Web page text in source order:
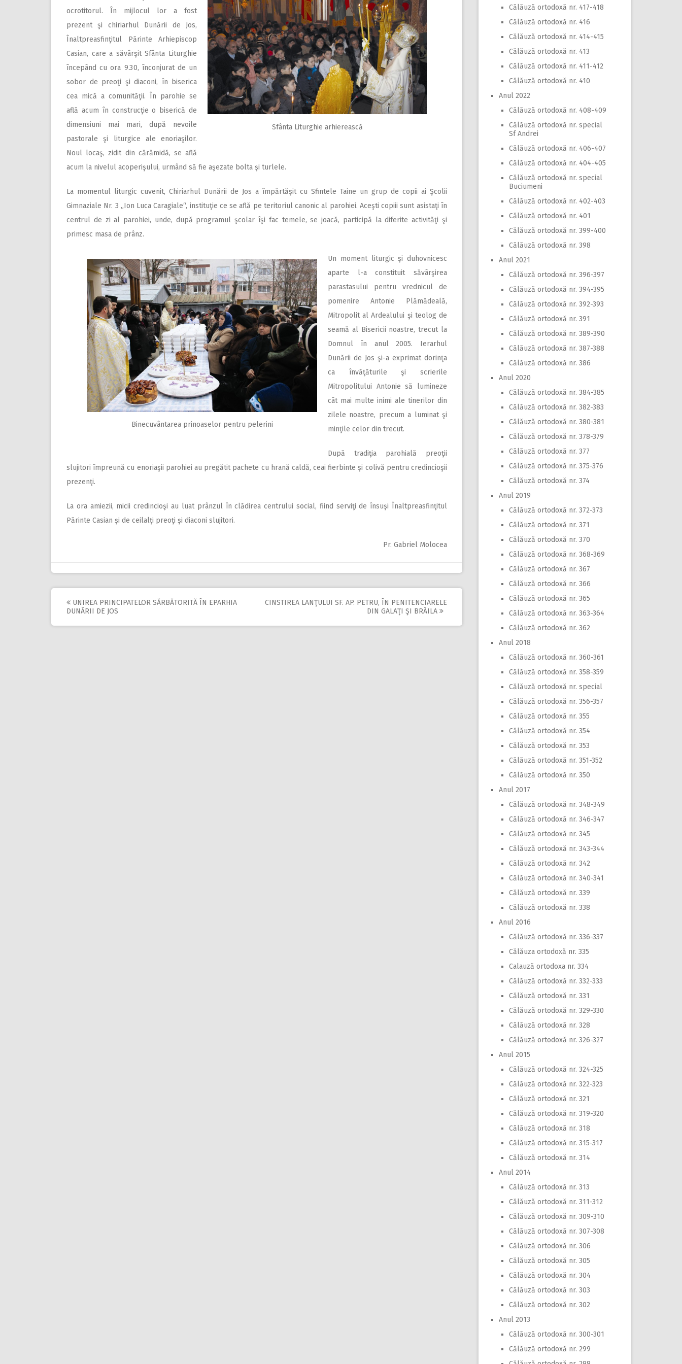
Sfânta Liturghie arhierească
ocrotitorul. În mijlocul lor a fost
prezent şi chiriarhul Dunării de Jos,
Înaltpreasfinţitul Părinte Arhiepiscop
Casian, care a săvârşit Sfânta Liturghie
începând cu ora 9.30, înconjurat de un
sobor de preoţi şi diaconi, în biserica
cea mică a comunităţii. În parohie se
află acum în construcţie o biserică de
dimensiuni mai mari, după nevoile
pastorale şi liturgice ale enoriaşilor.
Noul locaş, zidit din cărămidă, se află
acum la nivelul acoperişului, urmând să fie aşezate bolta şi turlele.
La momentul liturgic cuvenit, Chiriarhul Dunării de Jos a împărtăşit cu Sfintele Taine un grup de copii ai Şcolii
Gimnaziale Nr. 3 „Ion Luca Caragiale“, instituţie ce se află pe teritoriul canonic al parohiei. Aceşti copiii sunt asistaţi în
centrul de zi al parohiei, unde, după programul şcolar îşi fac temele, se joacă, participă la diferite activităţi şi
primesc masa de prânz.
Binecuvântarea prinoaselor pentru pelerini
Un moment liturgic şi duhovnicesc
aparte l-a constituit săvârşirea
parastasului pentru vrednicul de
pomenire Antonie Plămădeală,
Mitropolit al Ardealului şi teolog de
seamă al Bisericii noastre, trecut la
Domnul în anul 2005. Ierarhul
Dunării de Jos şi-a exprimat dorinţa
ca învăţăturile şi scrierile
Mitropolitului Antonie să lumineze
cât mai multe inimi ale tinerilor din
zilele noastre, precum a luminat şi
minţile celor din trecut.
După tradiţia parohială preoţii
slujitori împreună cu enoriaşii parohiei au pregătit pachete cu hrană caldă, ceai fierbinte şi colivă pentru credincioşii
prezenţi.
La ora amiezii, micii credincioşi au luat prânzul în clădirea centrului social, fiind serviţi de însuşi Înaltpreasfinţitul
Părinte Casian şi de ceilalţi preoţi şi diaconi slujitori.
Pr. Gabriel Molocea
Post
navigation
UNIREA PRINCIPATELOR SĂRBĂTORITĂ ÎN EPARHIA
DUNĂRII DE JOS
CINSTIREA LANŢULUI SF. AP. PETRU, ÎN PENITENCIARELE
DIN GALAŢI ŞI BRĂILA
Călăuză ortodoxă nr. 417-418
Călăuză ortodoxă nr. 416
Călăuză ortodoxă nr. 414-415
Călăuză ortodoxă nr. 413
Călăuză ortodoxă nr. 411-412
Călăuză ortodoxă nr. 410
Anul 2022
Călăuză ortodoxă nr. 408-409
Călăuză ortodoxă nr. special
Sf Andrei
Călăuză ortodoxă nr. 406-407
Călăuză ortodoxă nr. 404-405
Călăuză ortodoxă nr. special
Buciumeni
Călăuză ortodoxă nr. 402-403
Călăuză ortodoxă nr. 401
Călăuză ortodoxă nr. 399-400
Călăuză ortodoxă nr. 398
Anul 2021
Călăuză ortodoxă nr. 396-397
Călăuză ortodoxă nr. 394-395
Călăuză ortodoxă nr. 392-393
Călăuză ortodoxă nr. 391
Călăuză ortodoxă nr. 389-390
Călăuză ortodoxă nr. 387-388
Călăuză ortodoxă nr. 386
Anul 2020
Călăuză ortodoxă nr. 384-385
Călăuză ortodoxă nr. 382-383
Călăuză ortodoxă nr. 380-381
Călăuză ortodoxă nr. 378-379
Călăuză ortodoxă nr. 377
Călăuză ortodoxă nr. 375-376
Călăuză ortodoxă nr. 374
Anul 2019
Călăuză ortodoxă nr. 372-373
Călăuză ortodoxă nr. 371
Călăuză ortodoxă nr. 370
Călăuză ortodoxă nr. 368-369
Călăuză ortodoxă nr. 367
Călăuză ortodoxă nr. 366
Călăuză ortodoxă nr. 365
Călăuză ortodoxă nr. 363-364
Călăuză ortodoxă nr. 362
Anul 2018
Călăuză ortodoxă nr. 360-361
Călăuză ortodoxă nr. 358-359
Călăuză ortodoxă nr. special
Călăuză ortodoxă nr. 356-357
Călăuză ortodoxă nr. 355
Călăuză ortodoxă nr. 354
Călăuză ortodoxă nr. 353
Călăuză ortodoxă nr. 351-352
Călăuză ortodoxă nr. 350
Anul 2017
Călăuză ortodoxă nr. 348-349
Călăuză ortodoxă nr. 346-347
Călăuză ortodoxă nr. 345
Călăuză ortodoxă nr. 343-344
Călăuză ortodoxă nr. 342
Călăuză ortodoxă nr. 340-341
Călăuză ortodoxă nr. 339
Călăuză ortodoxă nr. 338
Anul 2016
Călăuză ortodoxă nr. 336-337
Călăuza ortodoxă nr. 335
Calauză ortodoxa nr. 334
Călăuză ortodoxă nr. 332-333
Călăuză ortodoxă nr. 331
Călăuză ortodoxă nr. 329-330
Călăuză ortodoxă nr. 328
Călăuză ortodoxă nr. 326-327
Anul 2015
Călăuză ortodoxă nr. 324-325
Călăuză ortodoxă nr. 322-323
Călăuză ortodoxă nr. 321
Călăuză ortodoxă nr. 319-320
Călăuză ortodoxă nr. 318
Călăuză ortodoxă nr. 315-317
Călăuză ortodoxă nr. 314
Anul 2014
Călăuză ortodoxă nr. 313
Călăuză ortodoxă nr. 311-312
Călăuză ortodoxă nr. 309-310
Călăuză ortodoxă nr. 307-308
Călăuză ortodoxă nr. 306
Călăuză ortodoxă nr. 305
Călăuză ortodoxă nr. 304
Călăuză ortodoxă nr. 303
Călăuză ortodoxă nr. 302
Anul 2013
Călăuză ortodoxă nr. 300-301
Călăuză ortodoxă nr. 299